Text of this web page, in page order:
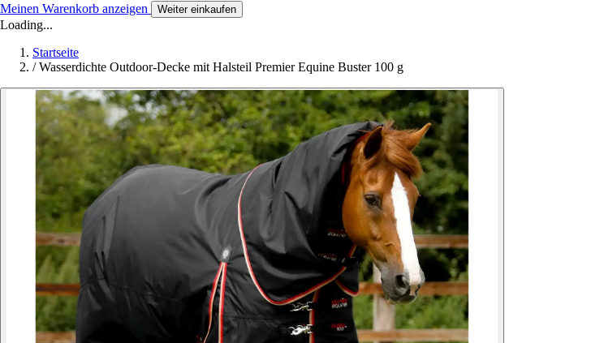
Meinen Warenkorb anzeigen Weiter einkaufen
Loading...
Startseite
/ Wasserdichte Outdoor-Decke mit Halsteil Premier Equine Buster 100 g